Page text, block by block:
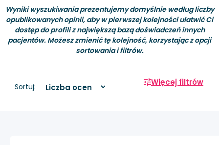
Wyniki wyszukiwania prezentujemy domyślnie według liczby
opublikowanych opinii, aby w pierwszej kolejności ułatwić Ci
dostęp do profili z największą bazą doświadczeń innych
pacjentów. Możesz zmienić tę kolejność, korzystając z opcji
sortowania i filtrów.
Sortuj: Więcej filtrów